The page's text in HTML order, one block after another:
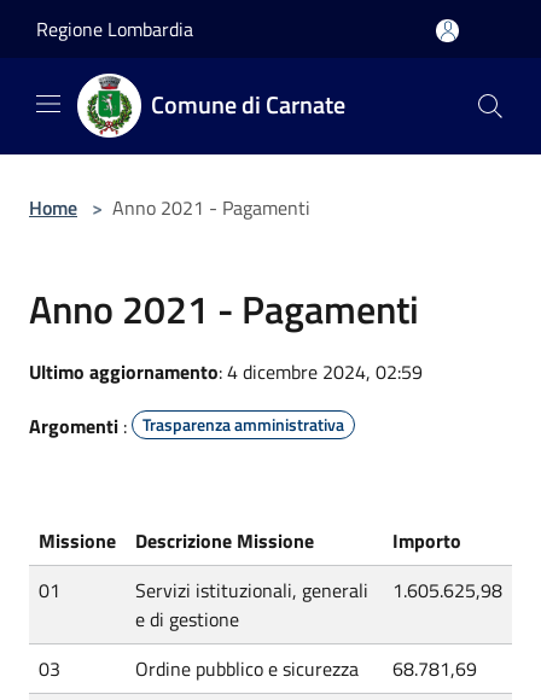
Regione Lombardia
Comune di Carnate
Home > Anno 2021 - Pagamenti
Anno 2021 - Pagamenti
Ultimo aggiornamento: 4 dicembre 2024, 02:59
Argomenti : Trasparenza amministrativa
Missione Descrizione Missione
Importo
01
Servizi istituzionali, generali
e di gestione
1.605.625,98
03 Ordine pubblico e sicurezza
68.781,69